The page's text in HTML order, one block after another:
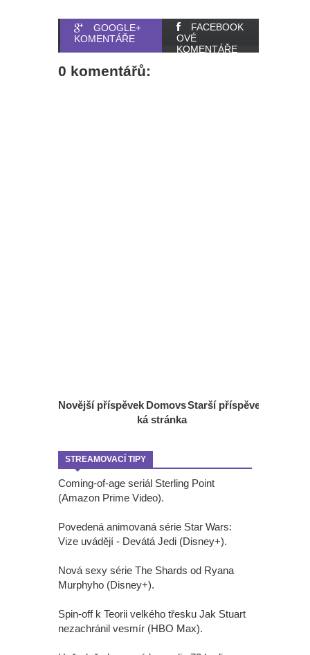
GOOGLE+
KOMENTÁŘE
FACEBOOK
OVÉ
KOMENTÁŘE
0 komentářů:
Novější příspěvek Starší příspěvek
Domovs
ká stránka
STREAMOVACÍ TIPY
Coming-of-age seriál Sterling Point
(Amazon Prime Video).
Povedená animovaná série Star Wars:
Vize uvádějí - Devátá Jedi (Disney+).
Nová sexy série The Shards od Ryana
Murphyho (Disney+).
Spin-off k Teorii velkého třesku Jak Stuart
nezachránil vesmír (HBO Max).